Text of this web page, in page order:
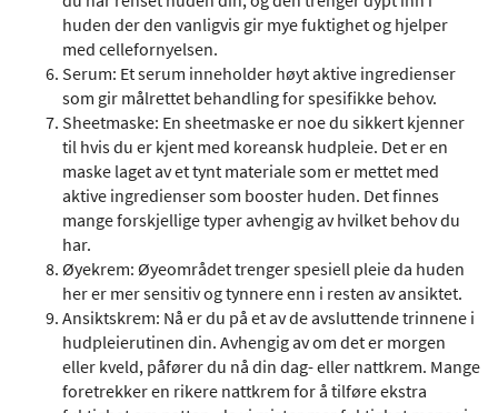
huden der den vanligvis gir mye fuktighet og hjelper
med cellefornyelsen.
Serum: Et serum inneholder høyt aktive ingredienser
som gir målrettet behandling for spesifikke behov.
Sheetmaske: En sheetmaske er noe du sikkert kjenner
til hvis du er kjent med koreansk hudpleie. Det er en
maske laget av et tynt materiale som er mettet med
aktive ingredienser som booster huden. Det finnes
mange forskjellige typer avhengig av hvilket behov du
har.
Øyekrem: Øyeområdet trenger spesiell pleie da huden
her er mer sensitiv og tynnere enn i resten av ansiktet.
Ansiktskrem: Nå er du på et av de avsluttende trinnene i
hudpleierutinen din. Avhengig av om det er morgen
eller kveld, påfører du nå din dag- eller nattkrem. Mange
foretrekker en rikere nattkrem for å tilføre ekstra